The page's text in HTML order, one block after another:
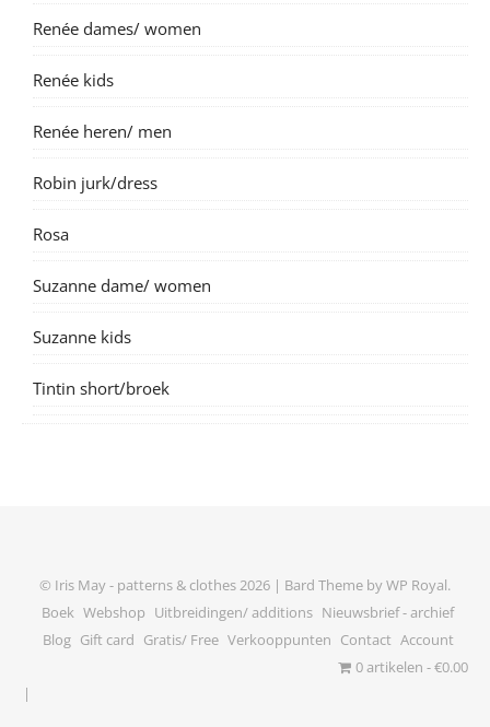
Renée dames/ women
Renée kids
Renée heren/ men
Robin jurk/dress
Rosa
Suzanne dame/ women
Suzanne kids
Tintin short/broek
© Iris May - patterns & clothes 2026 | Bard Theme byWP Royal.
Boek Webshop Uitbreidingen/ additions Nieuwsbrief - archief
Blog Gift card Gratis/ Free Verkooppunten Contact Account
0 artikelen
€0.00